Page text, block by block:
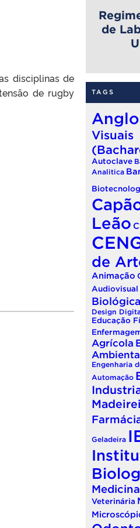
disciplinas de
de rugby
de
TAGS
Anglo
Visuais
Autoclave
Analitica
Leão
de
Animação
Audiovisual
Design
Educação
Agrícola
Engenharia
Automação
Geladeira
Medicina
Veterinária